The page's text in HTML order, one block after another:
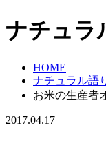
ナチュラ
HOME
ナチュラル語
お米の生産者
2017.04.17